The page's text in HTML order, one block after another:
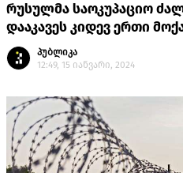
რუსულმა საოკუპაციო
დააკავეს კიდევ ერთი
პუბლიკა
12:49, 15 იანვარი, 2024